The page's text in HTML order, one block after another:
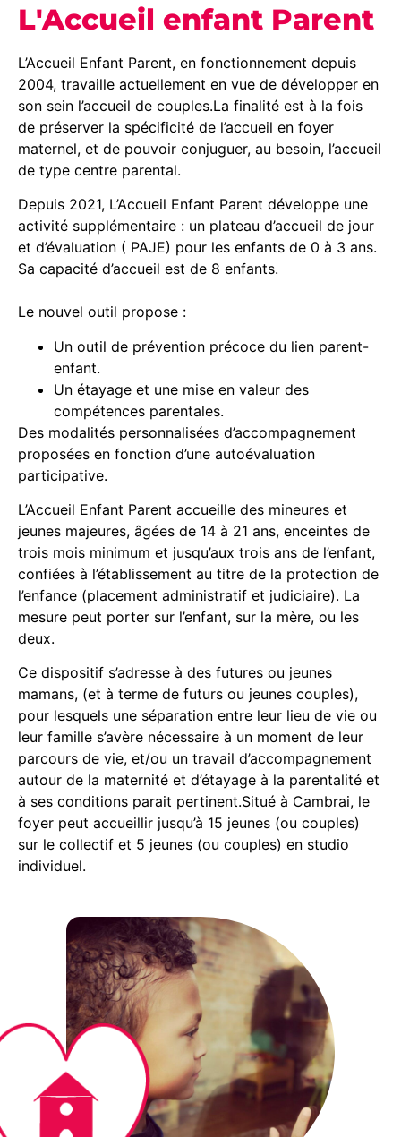
L'Accueil enfant Parent
L’Accueil Enfant Parent, en fonctionnement depuis
2004, travaille actuellement en vue de développer en
son sein l’accueil de couples.La finalité est à la fois
de préserver la spécificité de l’accueil en foyer
maternel, et de pouvoir conjuguer, au besoin, l’accueil
de type centre parental.
Depuis 2021, L’Accueil Enfant Parent développe une
activité supplémentaire : un plateau d’accueil de jour
et d’évaluation ( PAJE) pour les enfants de 0 à 3 ans.
Sa capacité d’accueil est de 8 enfants.
Le nouvel outil propose :
Un outil de prévention précoce du lien parent-
enfant.
Un étayage et une mise en valeur des
compétences parentales.
Des modalités personnalisées d’accompagnement
proposées en fonction d’une autoévaluation
participative.
L’Accueil Enfant Parent accueille des mineures et
jeunes majeures, âgées de 14 à 21 ans, enceintes de
trois mois minimum et jusqu’aux trois ans de l’enfant,
confiées à l’établissement au titre de la protection de
l’enfance (placement administratif et judiciaire). La
mesure peut porter sur l’enfant, sur la mère, ou les
deux.
Ce dispositif s’adresse à des futures ou jeunes
mamans, (et à terme de futurs ou jeunes couples),
pour lesquels une séparation entre leur lieu de vie ou
leur famille s’avère nécessaire à un moment de leur
parcours de vie, et/ou un travail d’accompagnement
autour de la maternité et d’étayage à la parentalité et
à ses conditions parait pertinent.Situé à Cambrai, le
foyer peut accueillir jusqu’à 15 jeunes (ou couples)
sur le collectif et 5 jeunes (ou couples) en studio
individuel.